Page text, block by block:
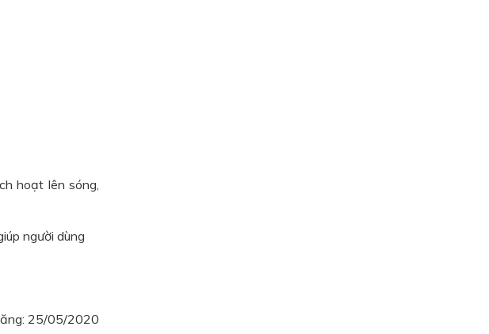
hoạt lên sóng,
người dùng
25/05/2020